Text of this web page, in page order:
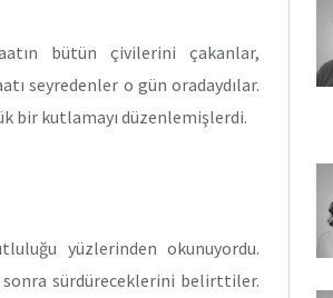
bütün çivilerini çakanlar,
seyredenler o gün oradaydılar.
bir kutlamayı düzenlemişlerdi.
yüzlerinden okunuyordu.
sonra sürdüreceklerini belirttiler.